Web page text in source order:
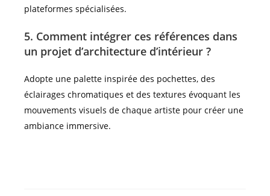
plateformes spécialisées.
5. Comment intégrer ces références dans
un projet d’architecture d’intérieur ?
Adopte une palette inspirée des pochettes, des
éclairages chromatiques et des textures évoquant les
mouvements visuels de chaque artiste pour créer une
ambiance immersive.